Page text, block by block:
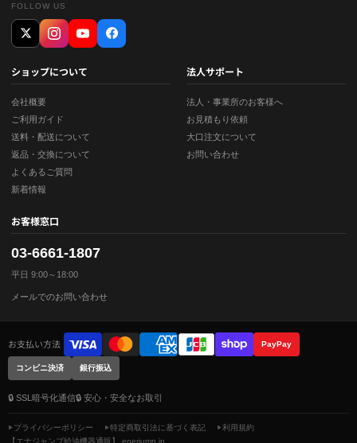
FOLLOW US
ショップについて
会社概要
ご利用ガイド
送料・配送について
返品・交換について
よくあるご質問
新着情報
法人サポート
法人・事業所のお客様へ
お見積もり依頼
大口注文について
お問い合わせ
お客様窓口
03-6661-1807
平日 9:00～18:00
メールでのお問い合わせ
お支払い方法 PayPay
コンビニ決済 銀行振込
🔒 SSL暗号化通信🔒 安心・安全なお取引
プライバシーポリシー 特定商取引法に基づく表記
利用規約
【エナジャンプ給油機器通販】 enerjump.jp